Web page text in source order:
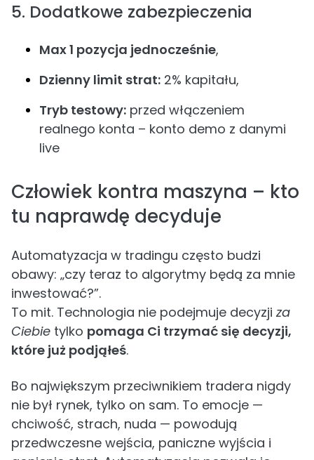
5. Dodatkowe zabezpieczenia
Max 1 pozycja jednocześnie,
Dzienny limit strat: 2% kapitału,
Tryb testowy: przed włączeniem
realnego konta – konto demo z danymi
live
Człowiek kontra maszyna – kto
tu naprawdę decyduje
Automatyzacja w tradingu często budzi
obawy: „czy teraz to algorytmy będą za mnie
inwestować?”.
To mit. Technologia nie podejmuje decyzji za
Ciebie tylko pomaga Ci trzymać się decyzji,
które już podjąłeś.
Bo największym przeciwnikiem tradera nigdy
nie był rynek, tylko on sam. To emocje —
chciwość, strach, nuda — powodują
przedwczesne wejścia, paniczne wyjścia i